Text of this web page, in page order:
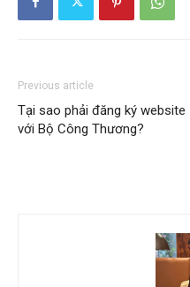
Previous article
Tại sao phải đăng ký website
với Bộ Công Thương?